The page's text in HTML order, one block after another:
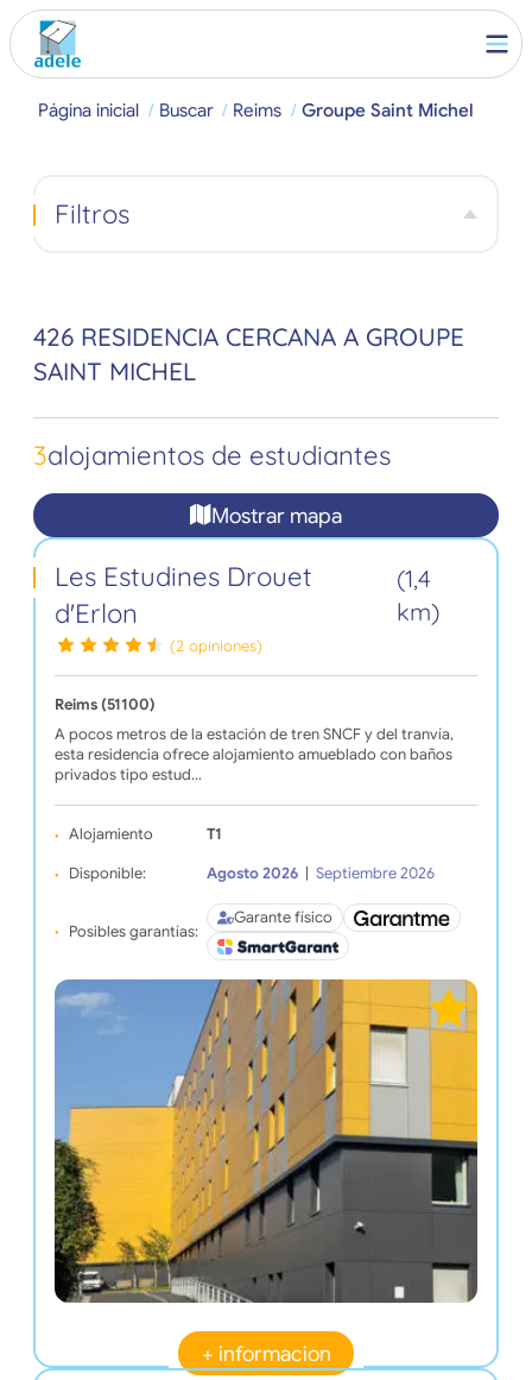
Página inicial Buscar Reims Groupe Saint Michel
426 RESIDENCIA CERCANA A GROUPE
SAINT MICHEL
3alojamientos de estudiantes
Mostrar mapa
Les Estudines Drouet
d'Erlon
(1,4
km)
(2 opiniones)
Reims (51100)
A pocos metros de la estación de tren SNCF y del tranvía,
esta residencia ofrece alojamiento amueblado con baños
privados tipo estud…
Alojamiento T1
Disponible: Agosto 2026 Septiembre 2026
Posibles garantías:
Garante físico
+ informacion
Filtros